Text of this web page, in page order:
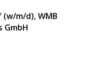
m/d), WMB